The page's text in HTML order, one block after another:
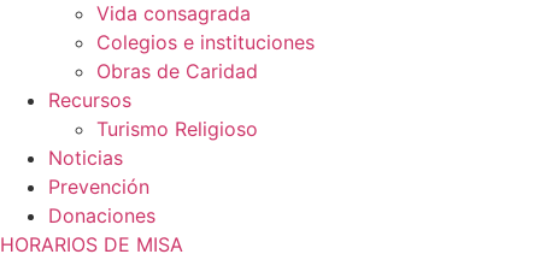
Vida consagrada
Colegios e instituciones
Obras de Caridad
Recursos
Turismo Religioso
Noticias
Prevención
Donaciones
HORARIOS DE MISA